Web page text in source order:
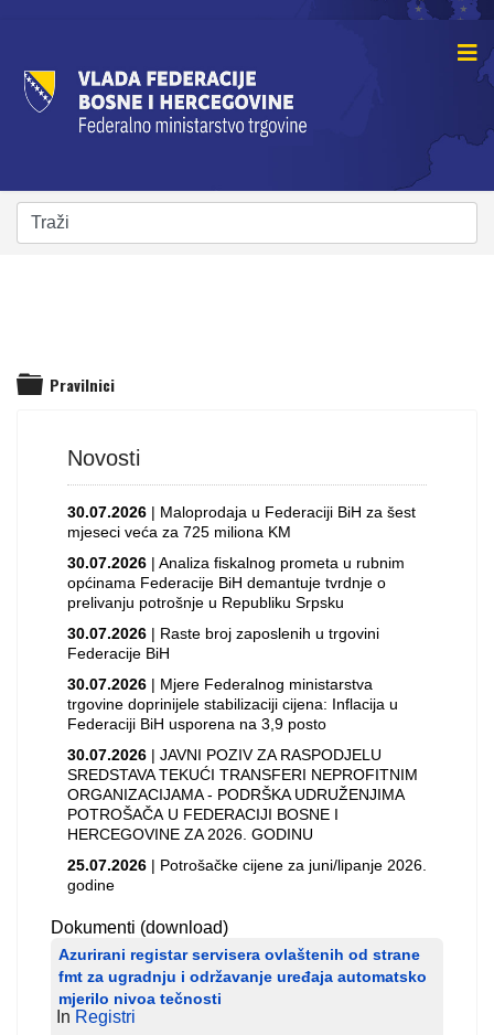
Pravilnici
Novosti
30.07.2026 | Maloprodaja u Federaciji BiH za šest
mjeseci veća za 725 miliona KM
30.07.2026 | Analiza fiskalnog prometa u rubnim
općinama Federacije BiH demantuje tvrdnje o
prelivanju potrošnje u Republiku Srpsku
30.07.2026 | Raste broj zaposlenih u trgovini
Federacije BiH
30.07.2026 | Mjere Federalnog ministarstva
trgovine doprinijele stabilizaciji cijena: Inflacija u
Federaciji BiH usporena na 3,9 posto
30.07.2026 | JAVNI POZIV ZA RASPODJELU
SREDSTAVA TEKUĆI TRANSFERI NEPROFITNIM
ORGANIZACIJAMA - PODRŠKA UDRUŽENJIMA
POTROŠAČA U FEDERACIJI BOSNE I
HERCEGOVINE ZA 2026. GODINU
25.07.2026 | Potrošačke cijene za juni/lipanje 2026.
godine
Dokumenti (download)
Azurirani registar servisera ovlaštenih od strane
fmt za ugradnju i održavanje uređaja automatsko
mjerilo nivoa tečnosti
In Registri